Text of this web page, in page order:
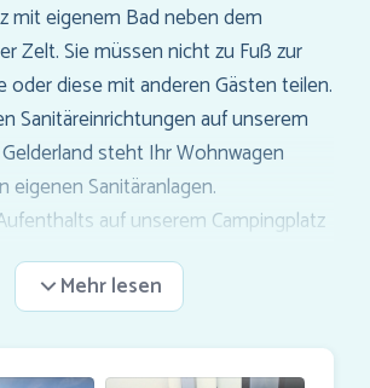
mit eigenem Bad neben dem
Zelt. Sie müssen nicht zu Fuß zur
oder diese mit anderen Gästen teilen.
Sanitäreinrichtungen auf unserem
steht Ihr Wohnwagen
eigenen Sanitäranlagen.
auf unserem Campingplatz
nur für Sie und Ihre Familie
persönlichen Marveld card erhalten
geräumigen Kabine mit einer
und Waschbecken, selbstverständlich